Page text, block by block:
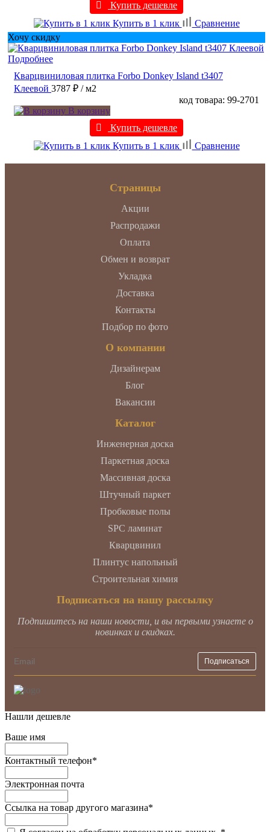
Купить дешевле
Купить в 1 клик
Сравнение
Хочу скидку
Подробнее
Кварцвиниловая плитка Forbo Donkey Island t3407
Клеевой 3787 ₽ / м2
код товара: 99-2701
В корзину
Купить дешевле
Купить в 1 клик
Сравнение
Страницы
Акции
Распродажи
Оплата
Обмен и возврат
Укладка
Доставка
Контакты
Подбор по фото
О компании
Дизайнерам
Блог
Вакансии
Каталог
Инженерная доска
Паркетная доска
Массивная доска
Штучный паркет
Пробковые полы
SPC ламинат
Кварцвинил
Плинтус напольный
Строительная химия
Подписаться на нашу рассылку
Подпишитесь на наши новости, и вы первыми узнаете о
новинках и скидках.
Нашли дешевле
Ваше имя
Контактный телефон*
Электронная почта
Ссылка на товар другого магазина*